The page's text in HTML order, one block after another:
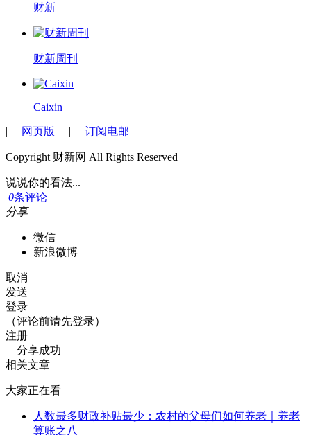
财新
财新周刊
Caixin
| 网页版 | 订阅电邮
Copyright 财新网 All Rights Reserved
说说你的看法...
0条评论
分享
微信
新浪微博
取消
发送
登录
（评论前请先登录）
注册
分享成功
相关文章
大家正在看
人数最多财政补贴最少：农村的父母们如何养老｜养老
算账之八